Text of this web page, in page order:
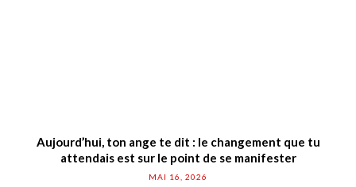
Aujourd’hui, ton ange te dit : le changement que tu
attendais est sur le point de se manifester
MAI 16, 2026